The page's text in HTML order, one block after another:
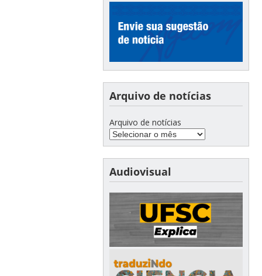
Arquivo de notícias
Arquivo de notícias
Audiovisual